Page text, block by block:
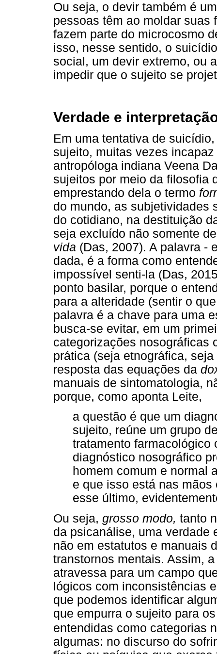
Ou seja, o devir também é
pessoas têm ao moldar suas
fazem parte do microcosmo
isso, nesse sentido, o
social, um devir extremo, ou
impedir que o sujeito se
Verdade e
Em uma tentativa de
sujeito, muitas vezes
antropóloga indiana Veena
sujeitos por meio da filosofia
emprestando dela o termo
do mundo, as subjetividades
do cotidiano, na destituição
seja excluído não somente
vida (Das, 2007). A palavra -
dada, é a forma como
impossível senti-la (Das,
ponto basilar, porque o
para a alteridade (sentir o
palavra é a chave para uma
busca-se evitar, em um
categorizações nosográficas
prática (seja etnográfica,
resposta das equações da
manuais de sintomatologia,
porque, como aponta Leite,
a questão é que um
sujeito, reúne um grupo
tratamento farmacológico
diagnóstico nosográfico
homem comum e normal
e que isso está nas
esse último,
Ou seja, grosso modo, tanto
da psicanálise, uma verdade
não em estatutos e manuais
transtornos mentais. Assim,
atravessa para um campo
lógicos com inconsistências
que podemos identificar
que empurra o sujeito para
entendidas como categorias
algumas: no discurso do